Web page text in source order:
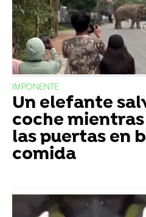
IMPONENTE
Un elefante
coche
las puertas en
comida